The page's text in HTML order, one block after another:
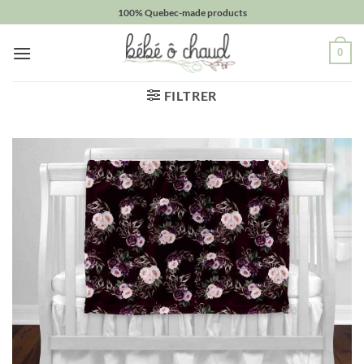
au
contenu
100% Quebec-made products
0
FILTRER